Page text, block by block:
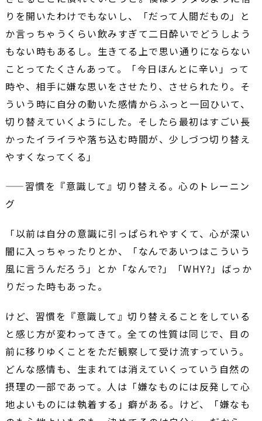
りを開いたわけでもないし、「だって人間だもの」と
か言っちゃうくらい飲みすぎて二日酔いでどうしよう
もない時もあるし。生きてる上で思い通りにならない
ことってたくさんあって。「今日ほんとに辛い」って
時や、相手に嫌な思いをさせたり、させられたり。そ
ういう時に自分の動いた感情からふっと一回ひいて、
切り替えていくようにした。そしたら最初はすごい長
かったイライラや落ち込む時間が、少しづつ切り替え
やすくなってくる」
――習慣を『意識して』切り替える。心のトレーニン
グ
「以前は自分の意識に引っぱられやすくて、心が深い
闇に入っちゃったりとか、「なんであいつはこういう
風に言うんだろう」とか「なんで?」「WHY?」ばっか
りだった時もあった。
けど、習慣を『意識して』切り替えることをしている
と感じ方が変わってきて。全ての性質は同じで、目の
前に移りゆくことをただ観察して受け流すっていう。
どんな感情も、生まれては消えていくっていう自然の
摂理の一部であって。人は「嫌なものには反発して心
地よいものには執着する」癖がある。けど、「嫌なも